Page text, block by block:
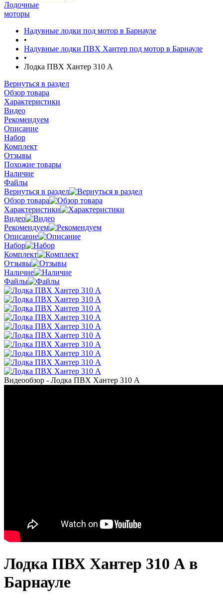
Лодочные
моторы
Надувные лодки под мотор в Барнауле
•
Надувные лодки ПВХ Хантер под мотор в Барнауле
•
Лодка ПВХ Хантер 310 А
Вернуться в раздел
Обзор товара
Характеристики
Видео
Рекомендуем
Описание
Набор
Комплект
Отзывы
Похожие товары
Наличие
Файлы
Вернуться в раздел
Обзор товара
Характеристики
Видео
Рекомендуем
Описание
Набор
Комплект
Отзывы
Наличие
Файлы
Видеообзор - Лодка ПВХ Хантер 310 А
Лодка ПВХ Хантер 310 А в
Барнауле